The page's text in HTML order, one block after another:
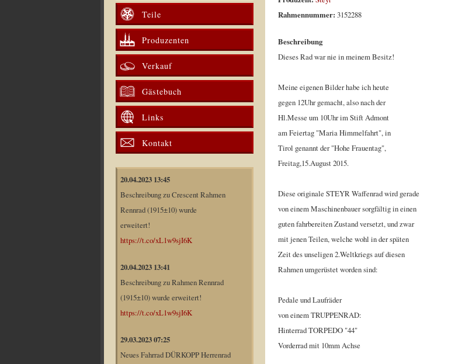
Teile
Produzenten
Verkauf
Gästebuch
Links
Kontakt
20.04.2023 13:45
Beschreibung zu Crescent Rahmen
Rennrad (1915±10) wurde
erweitert!
https://t.co/xL1w9sjI6K
20.04.2023 13:41
Beschreibung zu Rahmen Rennrad
(1915±10) wurde erweitert!
https://t.co/xL1w9sjI6K
29.03.2023 07:25
Neues Fahrrad DÜRKOPP Herrenrad
Rahmennummer: 3152288
Beschreibung
Dieses Rad war nie in meinem Besitz!
Meine eigenen Bilder habe ich heute
gegen 12Uhr gemacht, also nach der
Hl.Messe um 10Uhr im Stift Admont
am Feiertag "Maria Himmelfahrt", in
Tirol genannt der "Hohe Frauentag",
Freitag,15.August 2015.
Diese originale STEYR Waffenrad wird gerade
von einem Maschinenbauer sorgfältig in einen
guten fahrbereiten Zustand versetzt, und zwar
mit jenen Teilen, welche wohl in der späten
Zeit des unseligen 2.Weltkriegs auf diesen
Rahmen umgerüstet worden sind:
Pedale und Laufräder
von einem TRUPPENRAD:
Hinterrad TORPEDO "44"
Vorderrad mit 10mm Achse